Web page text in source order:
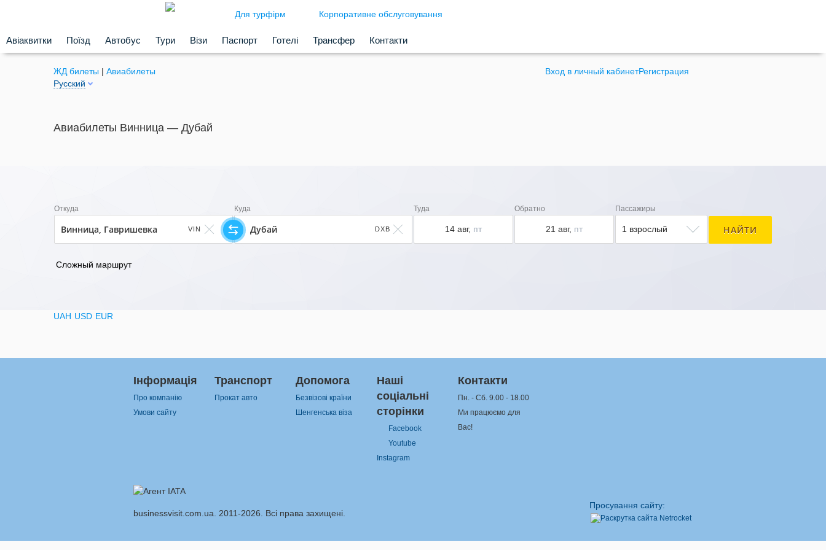
Для турфірм Корпоративне обслуговування
Авіаквитки Поїзд Автобус Тури Візи Паспорт Готелі Трансфер Контакти
ЖД билеты | Авиабилеты
Русский
Вход в личный кабинетРегистрация
Авиабилеты Винница — Дубай
Откуда
VIN
Куда
DXB
Туда
14 авг, пт
Обратно
21 авг, пт
Пассажиры
1 взрослый НАЙТИ
Сложный маршрут
UAH USD EUR
Інформація
Про компанію
Умови сайту
Транспорт
Прокат авто
Допомога
Безвізові країни
Шенгенська віза
Наші
соціальні
сторінки
Facebook
Youtube
Instagram
Контакти
Пн. - Сб. 9.00 - 18.00
Ми працюємо для
Вас!
businessvisit.com.ua. 2011-2026. Всі права захищені.
Просування сайту: